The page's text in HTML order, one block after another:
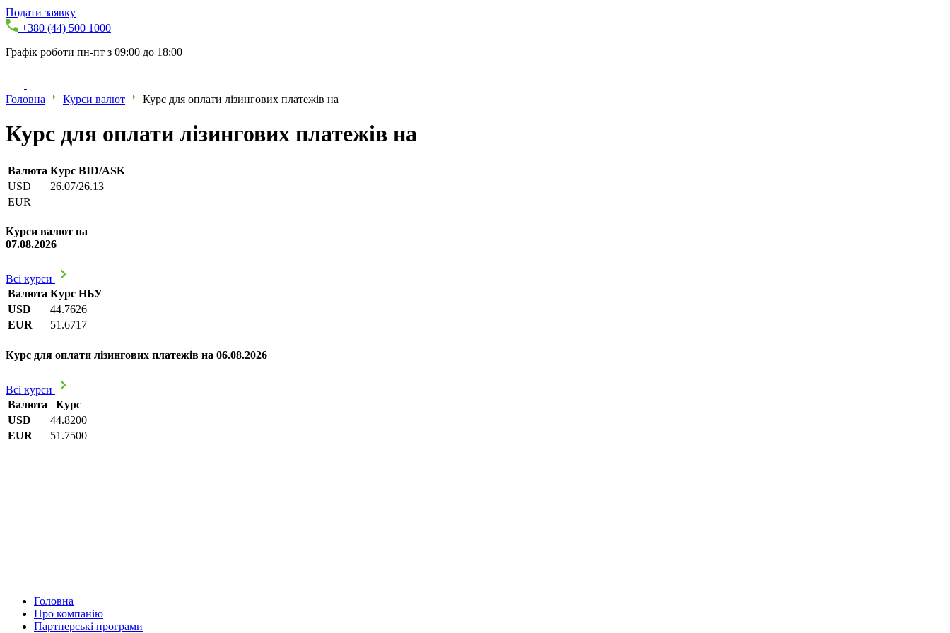
Подати заявку
+380 (44) 500 1000
Графік роботи пн-пт з 09:00 до 18:00
Головна Курси валют Курс для оплати лізингових платежів на
Курс для оплати лізингових платежів на
Валюта Курс BID/ASK
USD
26.07/26.13
EUR
Курси валют на
07.08.2026
Всі курси
Валюта Курс НБУ
USD
44.7626
EUR
51.6717
Курс для оплати лізингових платежів на 06.08.2026
Всі курси
Валюта
Курс
USD
44.8200
EUR
51.7500
Головна
Про компанію
Партнерські програми